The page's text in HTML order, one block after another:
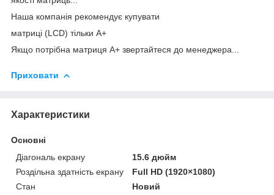
Наша компанія рекомендує купувати
матриці (LCD) тільки А+
Якщо потрібна матриця А+ звертайтеся до менеджера...
Приховати
Характеристики
Основні
Діагональ екрану
15.6 дюйм
Роздільна здатність екрану
Full HD (1920×1080)
Стан
Новий